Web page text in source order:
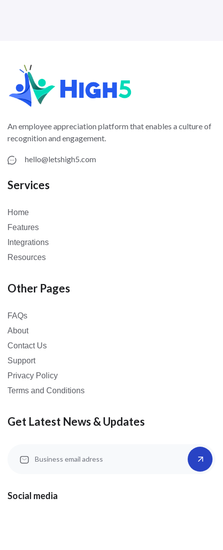
An employee appreciation platform that enables a culture of
recognition and engagement.
hello@letshigh5.com
Services
Home
Features
Integrations
Resources
Other Pages
FAQs
About
Contact Us
Support
Privacy Policy
Terms and Conditions
Get Latest News & Updates
Social media